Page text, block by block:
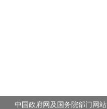
中国政府网及国务院部门网站